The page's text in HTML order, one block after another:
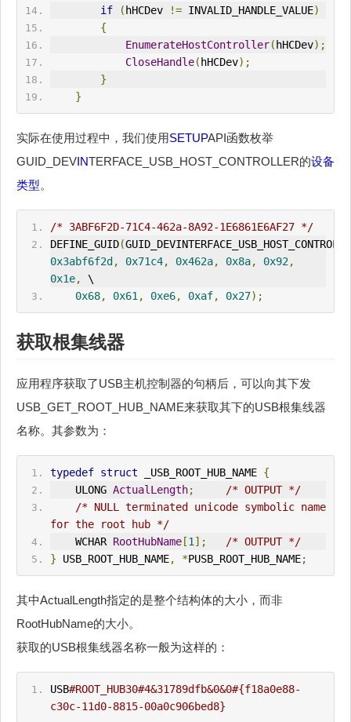
if
( hHCDev != INVALID_HANDLE_VALUE)
{
EnumerateHostController( hHCDev);
CloseHandle( hHCDev);
}
}
实际在使用过程中，我们使用SETUPAPI函数枚举
GUID_DEVINTERFACE_USB_HOST_CONTROLLER的设备
类型。
/* 3ABF6F2D-71C4-462a-8A92-1E6861E6AF27 */
DEFINE_GUID(
0x3abf6f2d , 0x71c4, 0x462a, 0x8a, 0x92,
0x1e,
\
0x68, 0x61 , 0xe6, 0xaf, 0x27);
获取根集线器
应用程序获取了USB主机控制器的句柄后，可以向其下发
USB_GET_ROOT_HUB_NAME来获取其下的USB根集线器
名称。其参数为：
typedef struct _USB_ROOT_HUB_NAME {
    ULONG
ActualLength; /* OUTPUT */
/* NULL terminated unicode symbolic name
for the root hub */
    WCHAR
RootHubName[1 ]; /* OUTPUT */
} USB_ROOT_HUB_NAME, *PUSB_ROOT_HUB_NAME;
其中ActualLength指定的是整个结构体的大小，而非
RootHubName的大小。
获取的USB根集线器名称一般为这样的：
USB#ROOT_HUB30#4&31789dfb&0&0#{f18a0e88-
c30c-11d0-8815-00a0c906bed8}